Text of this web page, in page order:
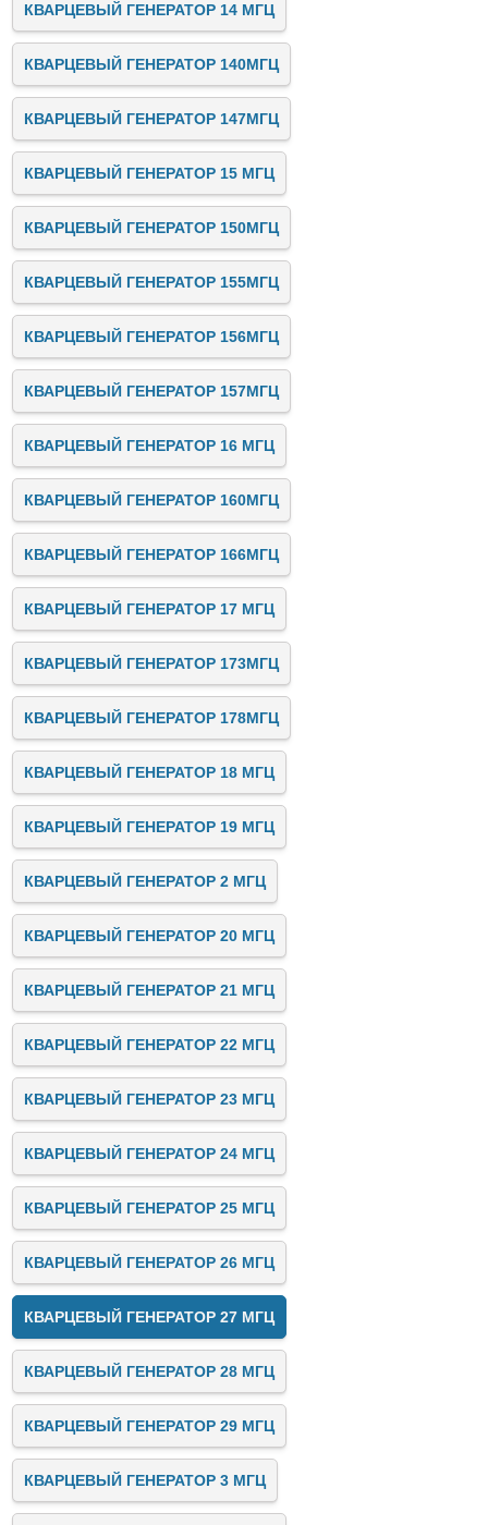
КВАРЦЕВЫЙ ГЕНЕРАТОР 14 МГЦ
КВАРЦЕВЫЙ ГЕНЕРАТОР 140МГЦ
КВАРЦЕВЫЙ ГЕНЕРАТОР 147МГЦ
КВАРЦЕВЫЙ ГЕНЕРАТОР 15 МГЦ
КВАРЦЕВЫЙ ГЕНЕРАТОР 150МГЦ
КВАРЦЕВЫЙ ГЕНЕРАТОР 155МГЦ
КВАРЦЕВЫЙ ГЕНЕРАТОР 156МГЦ
КВАРЦЕВЫЙ ГЕНЕРАТОР 157МГЦ
КВАРЦЕВЫЙ ГЕНЕРАТОР 16 МГЦ
КВАРЦЕВЫЙ ГЕНЕРАТОР 160МГЦ
КВАРЦЕВЫЙ ГЕНЕРАТОР 166МГЦ
КВАРЦЕВЫЙ ГЕНЕРАТОР 17 МГЦ
КВАРЦЕВЫЙ ГЕНЕРАТОР 173МГЦ
КВАРЦЕВЫЙ ГЕНЕРАТОР 178МГЦ
КВАРЦЕВЫЙ ГЕНЕРАТОР 18 МГЦ
КВАРЦЕВЫЙ ГЕНЕРАТОР 19 МГЦ
КВАРЦЕВЫЙ ГЕНЕРАТОР 2 МГЦ
КВАРЦЕВЫЙ ГЕНЕРАТОР 20 МГЦ
КВАРЦЕВЫЙ ГЕНЕРАТОР 21 МГЦ
КВАРЦЕВЫЙ ГЕНЕРАТОР 22 МГЦ
КВАРЦЕВЫЙ ГЕНЕРАТОР 23 МГЦ
КВАРЦЕВЫЙ ГЕНЕРАТОР 24 МГЦ
КВАРЦЕВЫЙ ГЕНЕРАТОР 25 МГЦ
КВАРЦЕВЫЙ ГЕНЕРАТОР 26 МГЦ
КВАРЦЕВЫЙ ГЕНЕРАТОР 27 МГЦ
КВАРЦЕВЫЙ ГЕНЕРАТОР 28 МГЦ
КВАРЦЕВЫЙ ГЕНЕРАТОР 29 МГЦ
КВАРЦЕВЫЙ ГЕНЕРАТОР 3 МГЦ